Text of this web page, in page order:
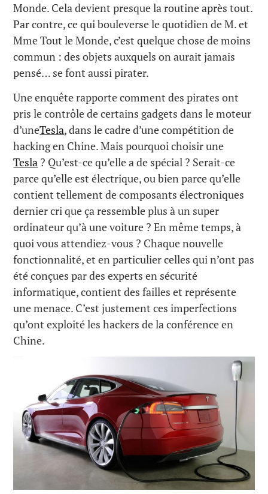
Monde. Cela devient presque la routine après tout.
Par contre, ce qui bouleverse le quotidien de M. et
Mme Tout le Monde, c’est quelque chose de moins
commun : des objets auxquels on aurait jamais
pensé… se font aussi pirater.
Une enquête rapporte comment des pirates ont
pris le contrôle de certains gadgets dans le moteur
d’uneTesla, dans le cadre d’une compétition de
hacking en Chine. Mais pourquoi choisir une
Tesla ? Qu’est-ce qu’elle a de spécial ? Serait-ce
parce qu’elle est électrique, ou bien parce qu’elle
contient tellement de composants électroniques
dernier cri que ça ressemble plus à un super
ordinateur qu’à une voiture ? En même temps, à
quoi vous attendiez-vous ? Chaque nouvelle
fonctionnalité, et en particulier celles qui n’ont pas
été conçues par des experts en sécurité
informatique, contient des failles et représente
une menace. C’est justement ces imperfections
qu’ont exploité les hackers de la conférence en
Chine.